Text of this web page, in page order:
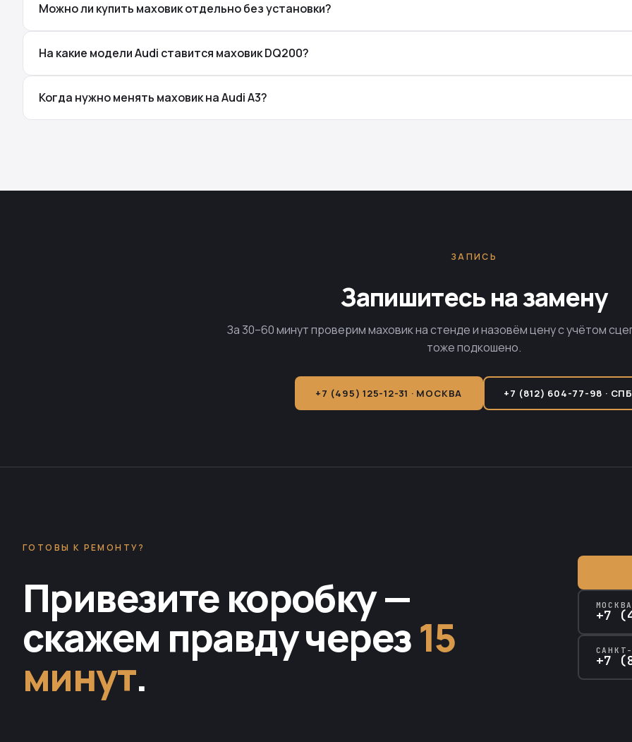
Можно ли купить маховик отдельно без установки?
На какие модели Audi ставится маховик DQ200?
Когда нужно менять маховик на Audi A3?
ЗАПИСЬ
Запишитесь на замену
За 30–60 минут проверим маховик на стенде и назовём цену с учётом
тоже подкошено.
+7 (495) 125-12-31 · МОСКВА +7 (812) 604-77-98 · СПБ
ГОТОВЫ К РЕМОНТУ?
Привезите коробку —
скажем правду через15
минут.
+7
+7